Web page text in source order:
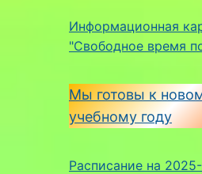
Информационная
"Свободное время
Мы готовы к
учебному году
Расписание на